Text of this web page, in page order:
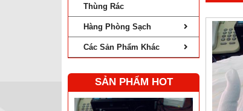
Thùng Rác
Hàng Phòng Sạch
Các Sản Phẩm Khác
SẢN PHẨM HOT